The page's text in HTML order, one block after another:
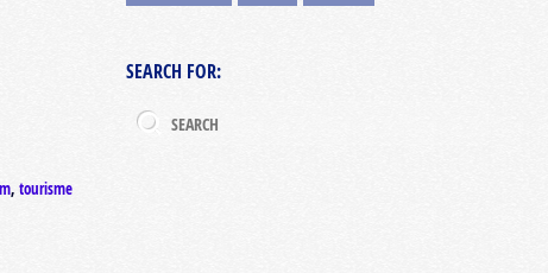
, tourisme
SEARCH FOR: